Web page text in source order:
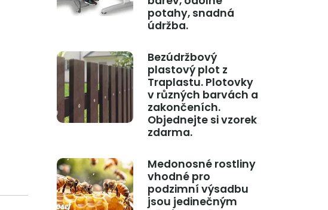
potahy, snadná
údržba.
Bezúdržbový
plastový plot z
Traplastu. Plotovky
v různých barvách a
zakončeních.
Objednejte si vzorek
zdarma.
Medonosné rostliny
vhodné pro
podzimní výsadbu
jsou jedinečným